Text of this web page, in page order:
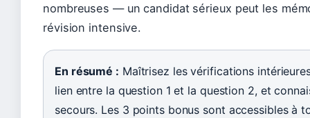
nombreuses — un candidat sérieux peut les
révision intensive.
En résumé : Maîtrisez les vérifications
lien entre la question 1 et la question 2, et
secours. Les 3 points bonus sont accessibles à